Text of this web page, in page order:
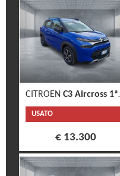
CITROEN C3 Aircross 1ª s.
USATO
€ 13.300